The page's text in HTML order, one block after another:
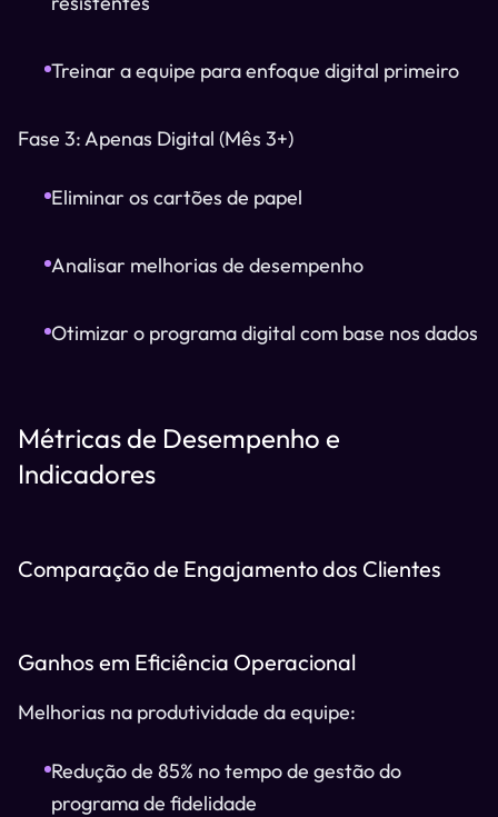
Treinar a equipe para enfoque digital primeiro
Fase 3: Apenas Digital (Mês 3+)
Eliminar os cartões de papel
Analisar melhorias de desempenho
Otimizar o programa digital com base nos dados
Métricas de Desempenho e
Indicadores
Comparação de Engajamento dos Clientes
Ganhos em Eficiência Operacional
Melhorias na produtividade da equipe:
Redução de 85% no tempo de gestão do
programa de fidelidade